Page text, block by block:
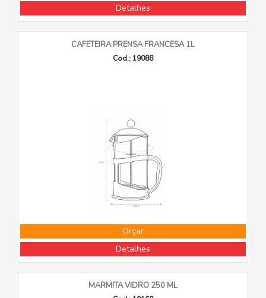
Detalhes
CAFETEIRA PRENSA FRANCESA 1L
Cod.: 19088
Orçar
Detalhes
MARMITA VIDRO 250 ML